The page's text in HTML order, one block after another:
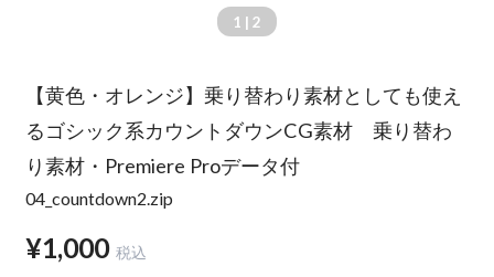
1 | 2
【黄色・オレンジ】乗り替わり素材としても使え
るゴシック系カウントダウンCG素材 乗り替わ
り素材・Premiere Proデータ付
04_countdown2.zip
¥1,000 税込